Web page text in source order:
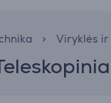
Viryklės